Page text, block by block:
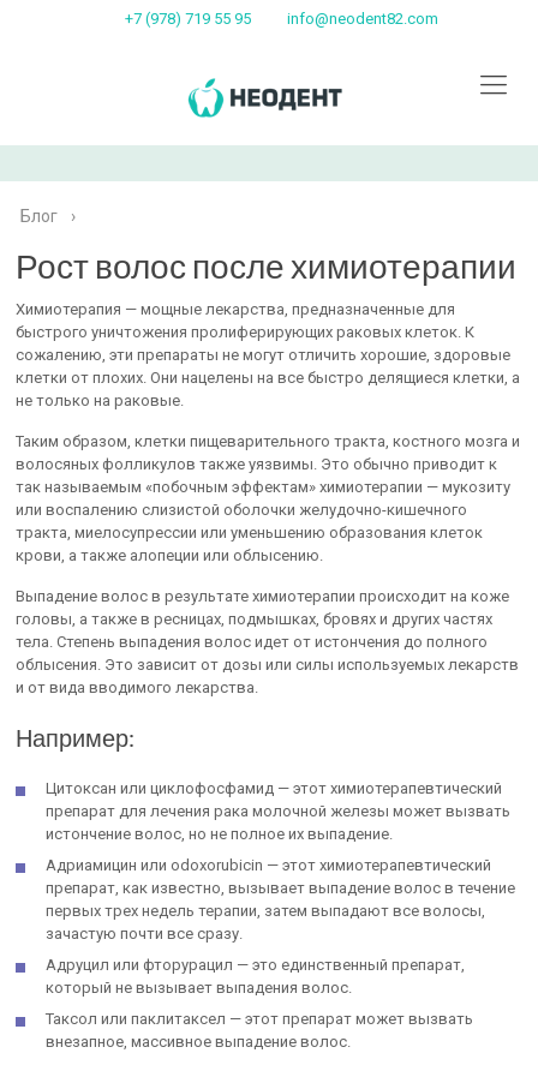
+7 (978) 719 55 95 info@neodent82.com
Блог ›
Рост волос после химиотерапии
Химиотерапия — мощные лекарства, предназначенные для
быстрого уничтожения пролиферирующих раковых клеток. К
сожалению, эти препараты не могут отличить хорошие, здоровые
клетки от плохих. Они нацелены на все быстро делящиеся клетки, а
не только на раковые.
Таким образом, клетки пищеварительного тракта, костного мозга и
волосяных фолликулов также уязвимы. Это обычно приводит к
так называемым «побочным эффектам» химиотерапии — мукозиту
или воспалению слизистой оболочки желудочно-кишечного
тракта, миелосупрессии или уменьшению образования клеток
крови, а также алопеции или облысению.
Выпадение волос в результате химиотерапии происходит на коже
головы, а также в ресницах, подмышках, бровях и других частях
тела. Степень выпадения волос идет от истончения до полного
облысения. Это зависит от дозы или силы используемых лекарств
и от вида вводимого лекарства.
Например:
Цитоксан или циклофосфамид — этот химиотерапевтический
препарат для лечения рака молочной железы может вызвать
истончение волос, но не полное их выпадение.
Адриамицин или odoxorubicin — этот химиотерапевтический
препарат, как известно, вызывает выпадение волос в течение
первых трех недель терапии, затем выпадают все волосы,
зачастую почти все сразу.
Адруцил или фторурацил — это единственный препарат,
который не вызывает выпадения волос.
Таксол или паклитаксел — этот препарат может вызвать
внезапное, массивное выпадение волос.